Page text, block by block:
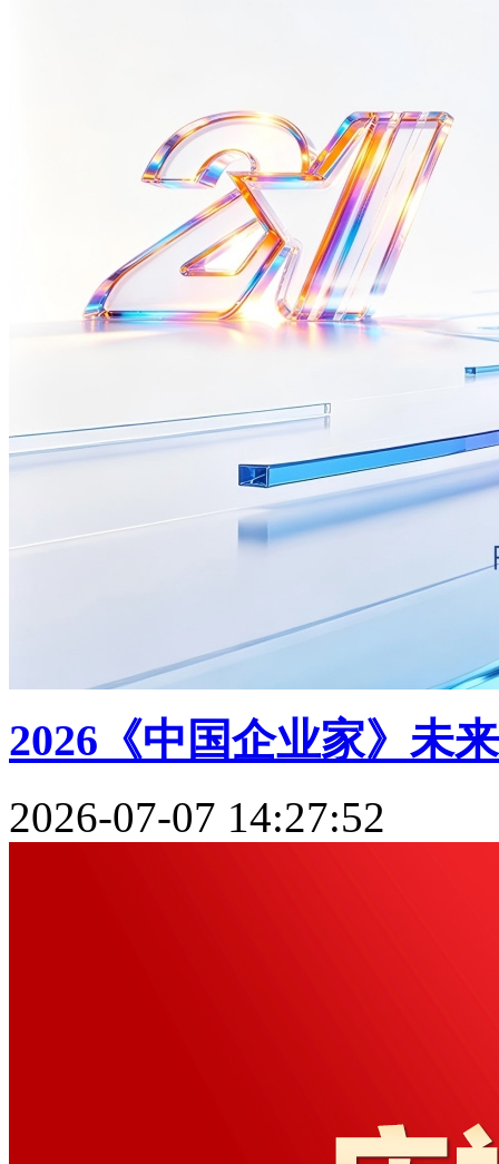
2026《中国企业家》未
2026-07-07 14:27:52